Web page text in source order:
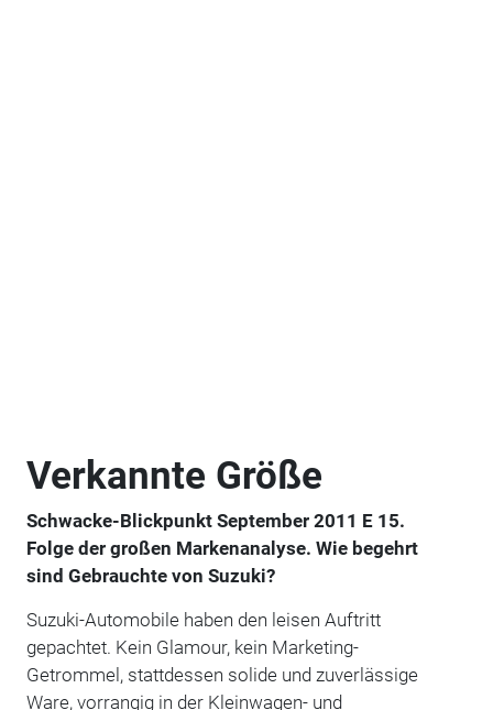
Verkannte Größe
Schwacke-Blickpunkt September 2011 E 15.
Folge der großen Markenanalyse. Wie begehrt
sind Gebrauchte von Suzuki?
Suzuki-Automobile haben den leisen Auftritt
gepachtet. Kein Glamour, kein Marketing-
Getrommel, stattdessen solide und zuverlässige
Ware, vorrangig in der Kleinwagen- und